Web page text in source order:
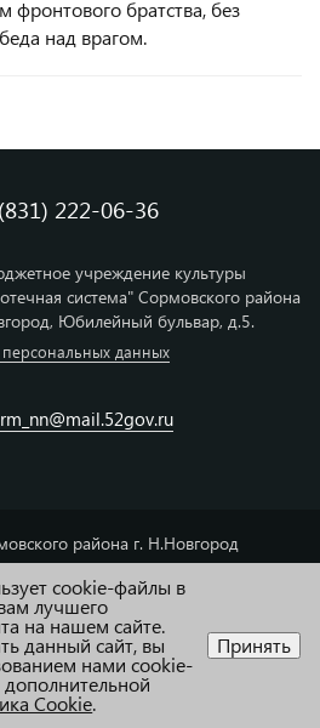
братства, без
над врагом.
222-06-36
учреждение культуры
система" Сормовского района
Юбилейный бульвар, д.5.
данных
района г. Н.Новгород
сайта
и техподдержка R52.RU
cookie-файлы в
лучшего
на нашем сайте.
данный сайт, вы
нами cookie-
Cookie.
Принять